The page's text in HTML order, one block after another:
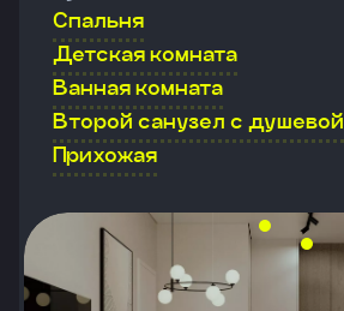
Спальня
Детская комната
Ванная комната
Второй санузел с душевой
Прихожая